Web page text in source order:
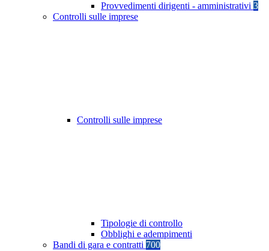
Provvedimenti dirigenti - amministrativi 3
Controlli sulle imprese
Controlli sulle imprese
Tipologie di controllo
Obblighi e adempimenti
Bandi di gara e contratti 700